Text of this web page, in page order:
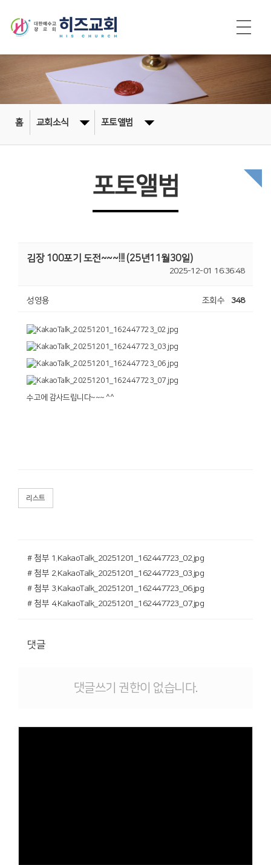
홈 교회소식 포토앨범
포토앨범
김장 100포기 도전~~~!!! (25년11월30일)
2025-12-01 16:36:48
성영용 조회수 348
수고에 감사드립니다~~~ ^^
리스트
# 첨부 1.KakaoTalk_20251201_162447723_02.jpg
# 첨부 2.KakaoTalk_20251201_162447723_03.jpg
# 첨부 3.KakaoTalk_20251201_162447723_06.jpg
# 첨부 4.KakaoTalk_20251201_162447723_07.jpg
댓글
댓글쓰기 권한이 없습니다.